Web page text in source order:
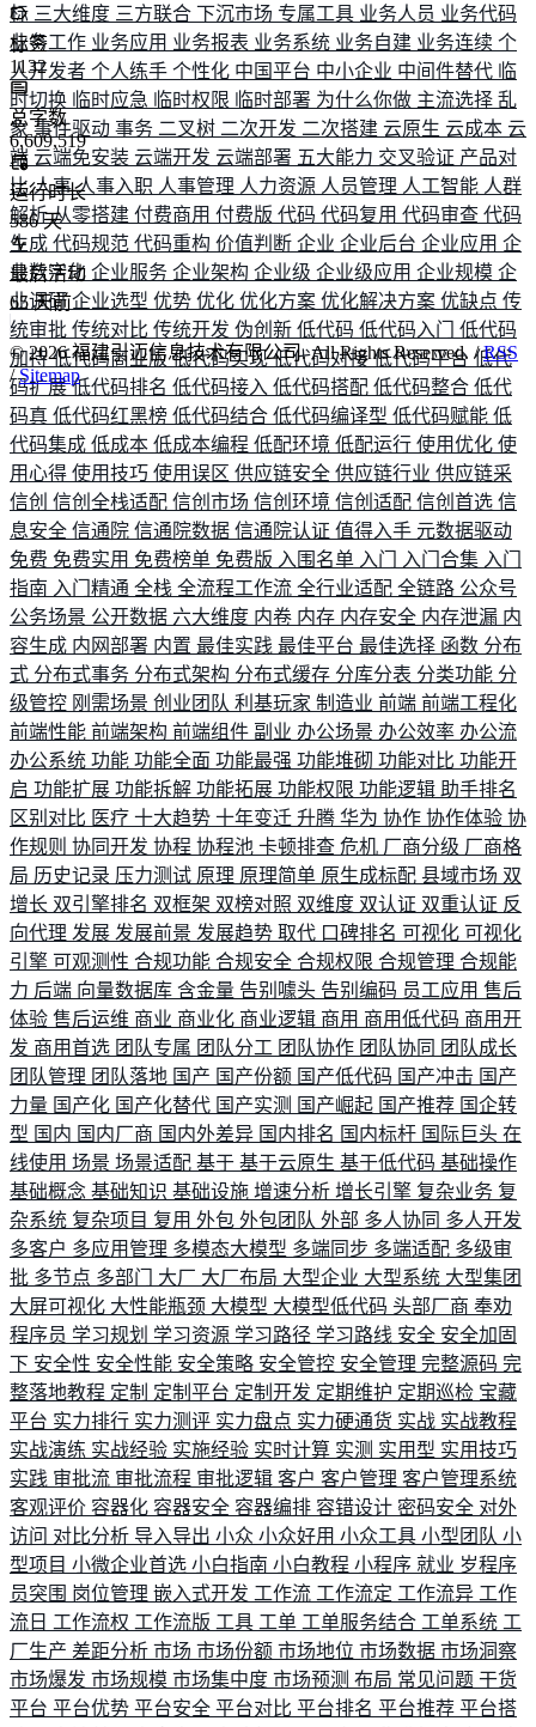
标 三大维度 三方联合 下沉市场 专属工具 业务人员 业务代码
业务工作 业务应用 业务报表 业务系统 业务自建 业务连续 个
人开发者 个人练手 个性化 中国平台 中小企业 中间件替代 临
时切换 临时应急 临时权限 临时部署 为什么你做 主流选择 乱
象 事件驱动 事务 二叉树 二次开发 二次搭建 云原生 云成本 云
端 云端免安装 云端开发 云端部署 五大能力 交叉验证 产品对
比人事人事入职 人事管理 人力资源 人员管理 人工智能 人群
解析从零搭建 付费商用 付费版 代码 代码复用 代码审查 代码
生成 代码规范 代码重构 价值判断 企业 企业后台 企业应用 企
业数字化 企业服务 企业架构 企业级 企业级应用 企业规模 企
业调研企业选型 优势 优化 优化方案 优化解决方案 优缺点 传
统审批 传统对比 传统开发 伪创新 低代码 低代码入门 低代码
加持低代码商业版低代码实现低代码对接低代码平台 低代
码扩展低代码排名 低代码接入 低代码搭配 低代码整合 低代
码真 低代码红黑榜 低代码结合 低代码编译型 低代码赋能 低
代码集成 低成本 低成本编程 低配环境 低配运行 使用优化 使
用心得 使用技巧 使用误区 供应链安全 供应链行业 供应链采
信创 信创全栈适配 信创市场 信创环境 信创适配 信创首选 信
息安全 信通院 信通院数据 信通院认证 值得入手 元数据驱动
免费 免费实用 免费榜单 免费版 入围名单 入门 入门合集 入门
指南 入门精通 全栈 全流程工作流 全行业适配 全链路 公众号
公务场景 公开数据 六大维度 内卷 内存 内存安全 内存泄漏 内
容生成 内网部署 内置 最佳实践 最佳平台 最佳选择 函数 分布
式 分布式事务 分布式架构 分布式缓存 分库分表 分类功能 分
级管控 刚需场景 创业团队 利基玩家 制造业 前端 前端工程化
前端性能 前端架构 前端组件 副业 办公场景 办公效率 办公流
办公系统 功能 功能全面 功能最强 功能堆砌 功能对比 功能开
启 功能扩展 功能拆解 功能拓展 功能权限 功能逻辑 助手排名
区别对比 医疗 十大趋势 十年变迁 升腾 华为 协作 协作体验 协
作规则 协同开发 协程 协程池 卡顿排查 危机 厂商分级 厂商格
局 历史记录 压力测试 原理 原理简单 原生成标配 县域市场 双
增长 双引擎排名 双框架 双榜对照 双维度 双认证 双重认证 反
向代理 发展 发展前景 发展趋势 取代 口碑排名 可视化 可视化
引擎 可观测性 合规功能 合规安全 合规权限 合规管理 合规能
力 后端 向量数据库 含金量 告别噱头 告别编码 员工应用 售后
体验 售后运维 商业 商业化 商业逻辑 商用 商用低代码 商用开
发 商用首选 团队专属 团队分工 团队协作 团队协同 团队成长
团队管理 团队落地 国产 国产份额 国产低代码 国产冲击 国产
力量 国产化 国产化替代 国产实测 国产崛起 国产推荐 国企转
型 国内 国内厂商 国内外差异 国内排名 国内标杆 国际巨头 在
线使用 场景 场景适配 基于 基于云原生 基于低代码 基础操作
基础概念 基础知识 基础设施 增速分析 增长引擎 复杂业务 复
杂系统 复杂项目 复用 外包 外包团队 外部 多人协同 多人开发
多客户 多应用管理 多模态大模型 多端同步 多端适配 多级审
批 多节点 多部门 大厂 大厂布局 大型企业 大型系统 大型集团
大屏可视化 大性能瓶颈 大模型 大模型低代码 头部厂商 奉劝
程序员 学习规划 学习资源 学习路径 学习路线 安全 安全加固
下 安全性 安全性能 安全策略 安全管控 安全管理 完整源码 完
整落地教程 定制 定制平台 定制开发 定期维护 定期巡检 宝藏
平台 实力排行 实力测评 实力盘点 实力硬通货 实战 实战教程
实战演练 实战经验 实施经验 实时计算 实测 实用型 实用技巧
实践 审批流 审批流程 审批逻辑 客户 客户管理 客户管理系统
客观评价 容器化 容器安全 容器编排 容错设计 密码安全 对外
访问 对比分析 导入导出 小众 小众好用 小众工具 小型团队 小
型项目 小微企业首选 小白指南 小白教程 小程序 就业 岁程序
员突围 岗位管理 嵌入式开发 工作流 工作流定 工作流异 工作
流日 工作流权 工作流版 工具 工单 工单服务结合 工单系统 工
厂生产 差距分析 市场 市场份额 市场地位 市场数据 市场洞察
市场爆发 市场规模 市场集中度 市场预测 布局 常见问题 干货
平台 平台优势 平台安全 平台对比 平台排名 平台推荐 平台搭
标签
1132
总字数
6,609,519
运行时长
586 天
最后活动
65 天前
©2026福建引迈信息技术有限公司. All Rights Reserved. /RSS
/Sitemap